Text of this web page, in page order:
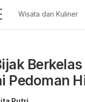
Wisata dan Kuliner
Pedoman